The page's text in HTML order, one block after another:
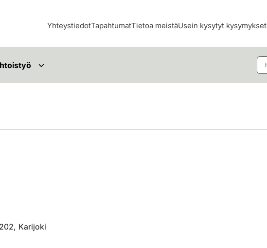
YhteystiedotTapahtumatTietoa meistäUsein kysytyt kysymykset
Karijoki